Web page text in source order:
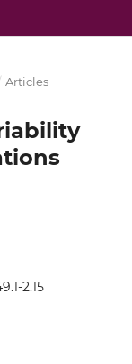
Articles
2.15